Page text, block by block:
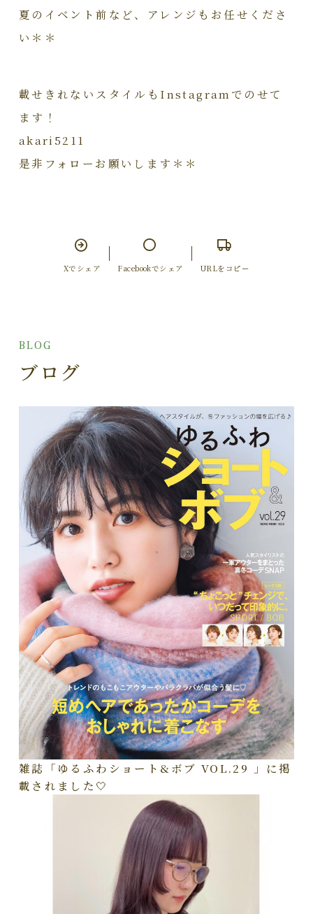
夏のイベント前など、アレンジもお任せくださ
い＊＊
載せきれないスタイルもInstagramでのせて
ます！
akari5211
是非フォローお願いします＊＊
Xでシェア Facebookでシェア URLをコピー
BLOG
ブログ
雑誌「ゆるふわショート&ボブ VOL.29 」に掲
載されました🤍